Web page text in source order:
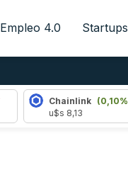
Empleo 4.0 Startups
Chainlink (0,10%)